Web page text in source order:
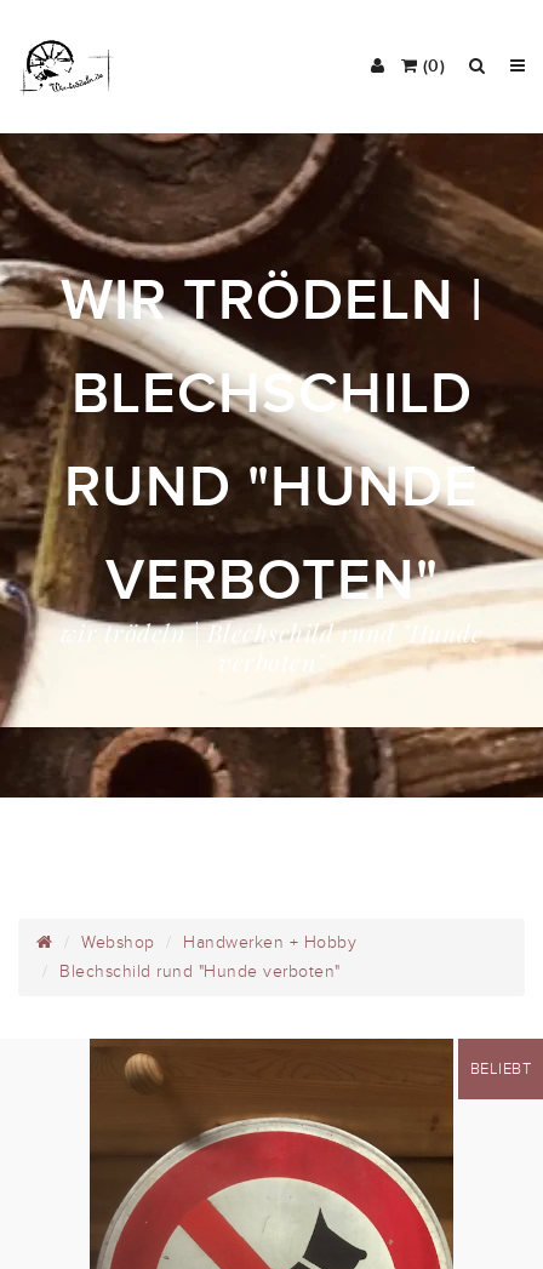
(0)
WIR TRÖDELN |
BLECHSCHILD
RUND "HUNDE
VERBOTEN"
wir trödeln | Blechschild rund "Hunde
Webshop
Handwerken + Hobby
Blechschild rund "Hunde verboten"
BELIEBT